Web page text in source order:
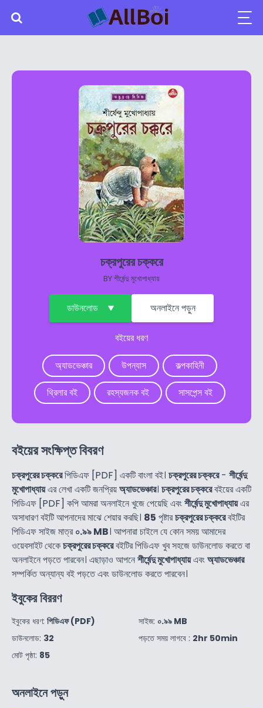
চক্রপুরের চক্করে
BYশীর্ষেন্দু মুখোপাধ্যায়
ডাউনলোড অনলাইনে পড়ুন
বইয়ের ধরণ
অ্যাডভেঞ্চার উপন্যাস
কল্পকাহিনী
থ্রিলার বই
রহস্যজনক বই সাসপেন্স বই
বইয়ের সংক্ষিপ্ত বিবরণ
চক্রপুরের চক্করেপিডিএফ [PDF] একটি বাংলা বই। চক্রপুরের চক্করে- শীর্ষেন্দু
মুখোপাধ্যায়এর লেখা একটি জনপ্রিয়অ্যাডভেঞ্চার। চক্রপুরের চক্করেবইয়ের একটি
পিডিএফ [PDF] কপি আমরা অনলাইনে খুজে পেয়েছি এবংশীর্ষেন্দু মুখোপাধ্যায়এর
অসাধারণ বইটি আপনাদের মাঝে শেয়ার করছি। 85 পৃষ্টারচক্রপুরের চক্করেবইটির
পিডিএফ সাইজ মাত্র০.৯৯ MB। আপনারা চাইলে যে কোন সময় আমাদের
ওয়েবসাইট থেকেচক্রপুরের চক্করেবইটির পিডিএফ খুব সহজে ডাউনলোড করতে বা
অনলাইনে পড়তে পারবেন। এছাড়াও আপনেশীর্ষেন্দু মুখোপাধ্যায়এবংঅ্যাডভেঞ্চার
সম্পর্কিত অন্যান্য বই পড়তে এবং ডাউনলোড করতে পারবেন।
ইবুকের বিররণ
ইবুকের ধরণ: পিডিএফ (PDF)
ডাউনলোড: 32
মোট পৃষ্ঠা: 85
সাইজ: ০.৯৯ MB
পড়তে সময় লাগবে : 2hr 50min
অনলাইনে পড়ুন